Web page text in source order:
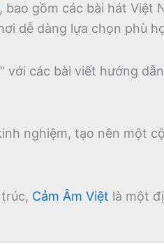
, bao gồm các bài hát Việt
dễ dàng lựa chọn phù
với các bài viết hướng
nghiệm, tạo nên một
Cảm Âm Việt là một